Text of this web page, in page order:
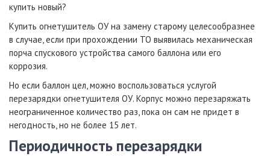
купить новый?
Купить огнетушитель ОУ на замену старому целесообразнее
в случае, если при прохождении ТО выявилась механическая
порча спускового устройства самого баллона или его
коррозия.
Но если баллон цел, можно воспользоваться услугой
перезарядки огнетушителя ОУ. Корпус можно перезаряжать
неограниченное количество раз, пока он сам не придет в
негодность, но не более 15 лет.
Периодичность перезарядки